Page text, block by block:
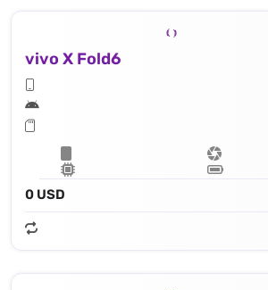
vivo X Fold6
0 USD